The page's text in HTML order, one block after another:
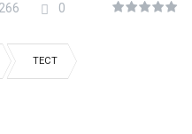
266 0
ТЕСТ